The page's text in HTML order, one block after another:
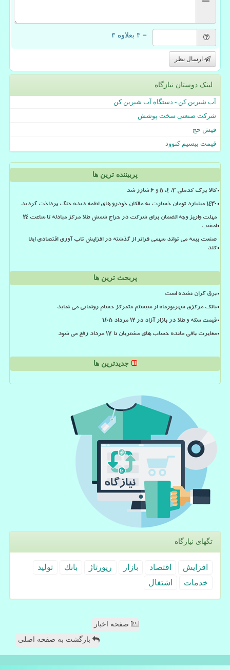
= ۳ بعلاوه ۳
ارسال نظر
لینک دوستان نیازگاه
آب شیرین کن - دستگاه آب شیرین کن
شرکت صنعتی سخت پوشش
فیش حج
قیمت بیسیم کنوود
پربیننده ترین ها
کالا برگ کدملی 3، 4، 5 و 6 شارژ شد
۱۴۳۰ میلیارد تومان خسارت به مالکان خودرو های لطمه دیده جنگ پرداخت گردید
مهلت واریز وجه الضمان برای شرکت در حراج شمش طلا مرکز مبادله تا ساعت ۲۴
امشب
صنعت بیمه می تواند سهمی فراتر از گذشته در افزایش تاب آوری اقتصادی ایفا
کند
پربحث ترین ها
برق گران نشده است
بانک مرکزی شهریورماه از سیستم متمرکز حسام رونمایی می نماید
قیمت سکه و طلا در بازار آزاد در ۱۲ مرداد ۱۴۰۵
مغایرت باقی مانده حساب های مشتریان تا 17 مرداد رفع می شود
جدیدترین ها
تگهای نیازگاه
افزایش اقتصاد بازار رپورتاژ بانك
تولید
خدمات
اشتغال
صفحه اخبار
بازگشت به صفحه اصلی